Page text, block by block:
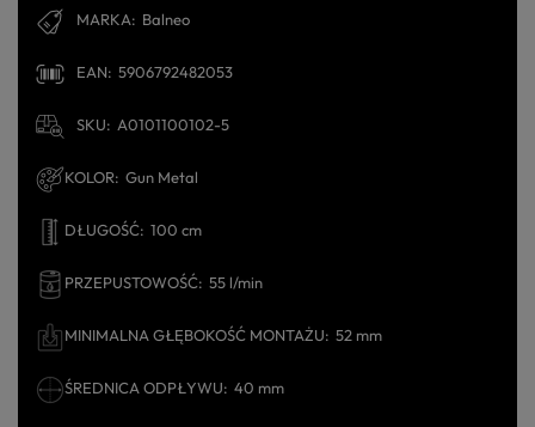
MARKA Balneo
EAN 5906792482053
SKU A0101100102-5
KOLOR Gun Metal
DŁUGOŚĆ 100 cm
PRZEPUSTOWOŚĆ 55 l/min
MINIMALNA GŁĘBOKOŚĆ MONTAŻU 52 mm
ŚREDNICA ODPŁYWU 40 mm